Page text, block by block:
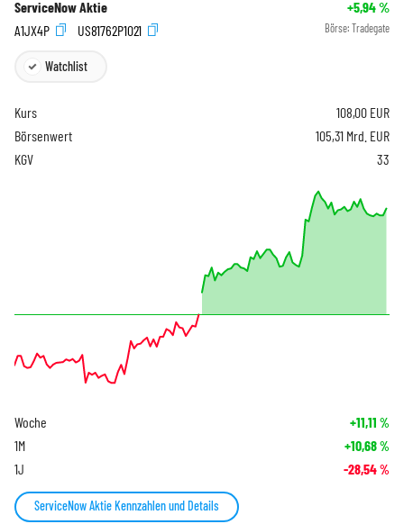
ServiceNow Aktie +5,94%
A1JX4P
US81762P1021 Börse: Tradegate
Watchlist
Kurs 108,00 EUR
Börsenwert
105,31 Mrd. EUR
KGV
33
Woche +11,11 %
1M +10,68%
1J -28,54%
ServiceNow Aktie Kennzahlen und Details